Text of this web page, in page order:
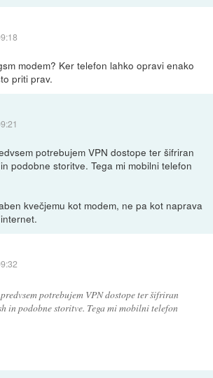
modem? Ker telefon lahko opravi enako
priti prav.
potrebujem VPN dostope ter šifriran
podobne storitve. Tega mi mobilni telefon
kvečjemu kot modem, ne pa kot naprava
predvsem potrebujem VPN dostope ter šifriran
in podobne storitve. Tega mi mobilni telefon